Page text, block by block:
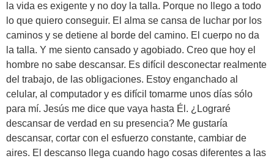
la vida es exigente y no doy la talla. Porque no llego a todo
lo que quiero conseguir. El alma se cansa de luchar por los
caminos y se detiene al borde del camino. El cuerpo no da
la talla. Y me siento cansado y agobiado. Creo que hoy el
hombre no sabe descansar. Es difícil desconectar realmente
del trabajo, de las obligaciones. Estoy enganchado al
celular, al computador y es difícil tomarme unos días sólo
para mí. Jesús me dice que vaya hasta Él. ¿Lograré
descansar de verdad en su presencia? Me gustaría
descansar, cortar con el esfuerzo constante, cambiar de
aires. El descanso llega cuando hago cosas diferentes a las